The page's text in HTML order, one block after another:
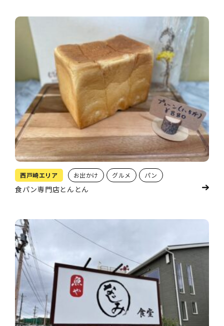
西戸崎エリア お出かけ グルメ パン
食パン専門店とんとん